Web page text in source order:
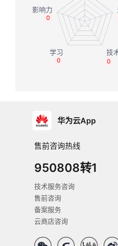
0
0
0
华为云App
售前咨询热线
950808转1
技术服务咨询
售前咨询
备案服务
云商店咨询